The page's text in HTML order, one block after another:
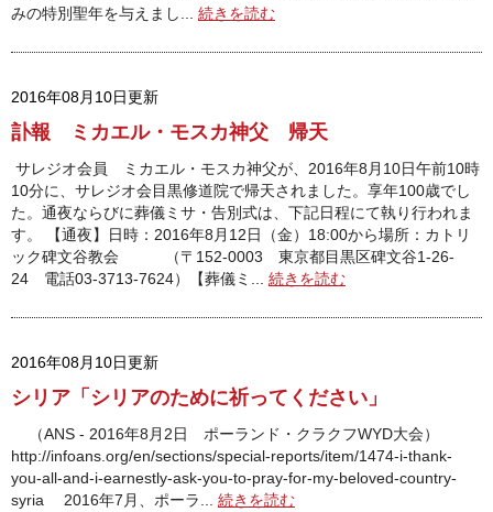
みの特別聖年を与えまし... 続きを読む
2016年08月10日更新
訃報 ミカエル・モスカ神父 帰天
サレジオ会員 ミカエル・モスカ神父が、2016年8月10日午前10時
10分に、サレジオ会目黒修道院で帰天されました。享年100歳でし
た。通夜ならびに葬儀ミサ・告別式は、下記日程にて執り行われま
す。 【通夜】日時：2016年8月12日（金）18:00から場所：カトリ
ック碑文谷教会 （〒152-0003 東京都目黒区碑文谷1-26-
24 電話03-3713-7624）【葬儀ミ... 続きを読む
2016年08月10日更新
シリア「シリアのために祈ってください」
（ANS - 2016年8月2日 ポーランド・クラクフWYD大会）
http://infoans.org/en/sections/special-reports/item/1474-i-thank-
you-all-and-i-earnestly-ask-you-to-pray-for-my-beloved-country-
syria 2016年7月、ポーラ... 続きを読む